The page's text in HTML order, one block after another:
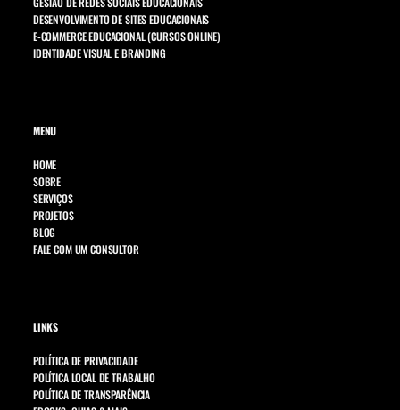
DESENVOLVIMENTO DE SITES EDUCACIONAIS
E-COMMERCE EDUCACIONAL (CURSOS ONLINE)
IDENTIDADE VISUAL E BRANDING
MENU
HOME
SOBRE
SERVIÇOS
PROJETOS
BLOG
FALE COM UM CONSULTOR
LINKS
POLÍTICA DE PRIVACIDADE
POLÍTICA LOCAL DE TRABALHO
POLÍTICA DE TRANSPARÊNCIA